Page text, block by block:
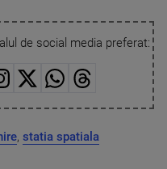
de social media preferat:
, statia spatiala